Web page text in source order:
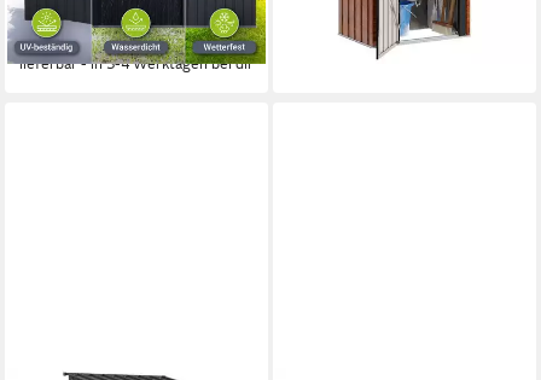
14,71 €
mtl. in 36 Raten
-32%
lieferbar - in 3-4 Werktagen bei dir